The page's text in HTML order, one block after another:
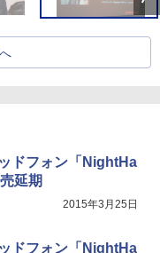
ドフォン「NightHa
延期
2015年3月25日
ドフォン「NightHa